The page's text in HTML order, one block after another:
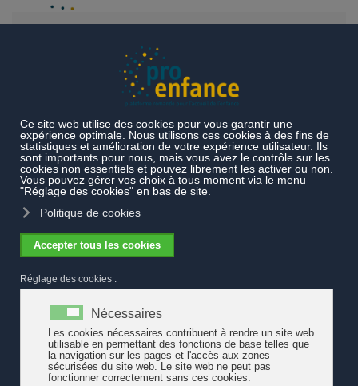
Le Valais lance une consultation au printemps 2023
pour développer la formation continue du champ de l’accueil de
l’enfance
Le Valais lance une consultation au
printemps 2023 pour développer la
formation continue du champ de
l’accueil de l’enfance
Le 9 décembre 2022, une douzaine de représentant·es de
structures d’accueil collectif du Valais romand (réseaux de Sion,
Sierre, Martigny, Monthey, Crans-Montana, Mont-Noble,
AVDIPPS), de formation (Ortra SSVs, HESTS) et de
professionnel-le-s de l’enfance (AVALTS) se sont réuni·es à Sion
pour lancer une large consultation sur la formation continue en